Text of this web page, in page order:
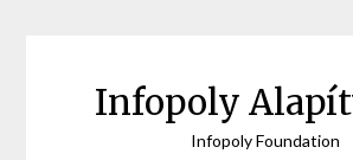
Infopoly
Infopoly Foundation